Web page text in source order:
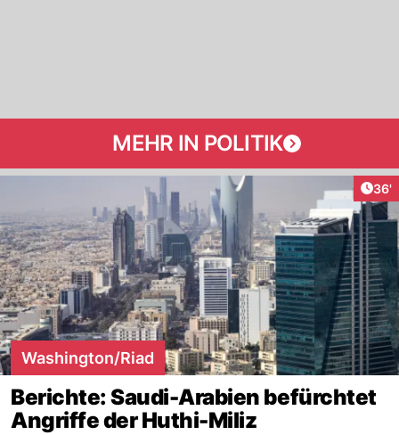
MEHR IN POLITIK
36'
Washington/Riad
Berichte: Saudi-Arabien befürchtet
Angriffe der Huthi-Miliz